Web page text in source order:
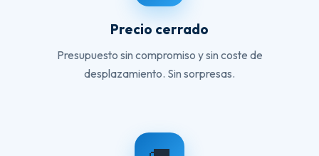
Precio cerrado
Presupuesto sin compromiso y sin coste de
desplazamiento. Sin sorpresas.